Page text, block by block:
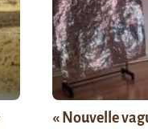
« Nouvelle